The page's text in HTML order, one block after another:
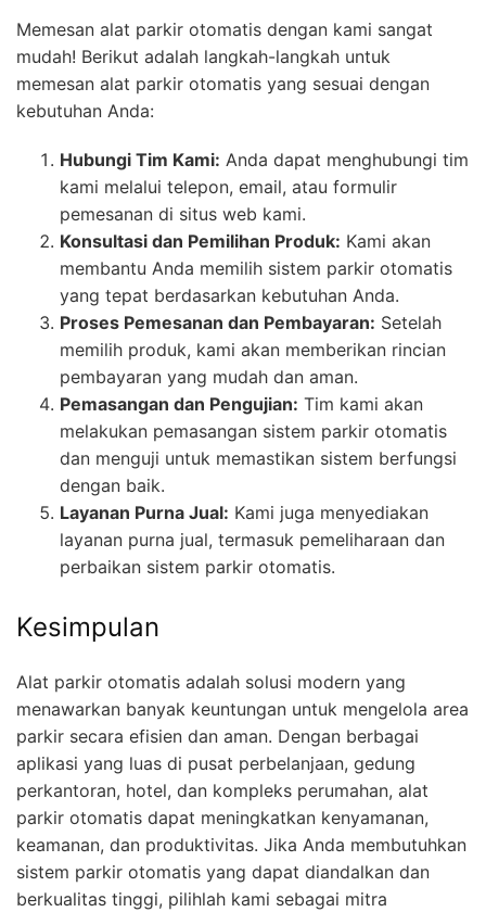
Memesan alat parkir otomatis dengan kami sangat
mudah! Berikut adalah langkah-langkah untuk
memesan alat parkir otomatis yang sesuai dengan
kebutuhan Anda:
Hubungi Tim Kami: Anda dapat menghubungi tim
kami melalui telepon, email, atau formulir
pemesanan di situs web kami.
Konsultasi dan Pemilihan Produk: Kami akan
membantu Anda memilih sistem parkir otomatis
yang tepat berdasarkan kebutuhan Anda.
Proses Pemesanan dan Pembayaran: Setelah
memilih produk, kami akan memberikan rincian
pembayaran yang mudah dan aman.
Pemasangan dan Pengujian: Tim kami akan
melakukan pemasangan sistem parkir otomatis
dan menguji untuk memastikan sistem berfungsi
dengan baik.
Layanan Purna Jual: Kami juga menyediakan
layanan purna jual, termasuk pemeliharaan dan
perbaikan sistem parkir otomatis.
Kesimpulan
Alat parkir otomatis adalah solusi modern yang
menawarkan banyak keuntungan untuk mengelola area
parkir secara efisien dan aman. Dengan berbagai
aplikasi yang luas di pusat perbelanjaan, gedung
perkantoran, hotel, dan kompleks perumahan, alat
parkir otomatis dapat meningkatkan kenyamanan,
keamanan, dan produktivitas. Jika Anda membutuhkan
sistem parkir otomatis yang dapat diandalkan dan
berkualitas tinggi, pilihlah kami sebagai mitra